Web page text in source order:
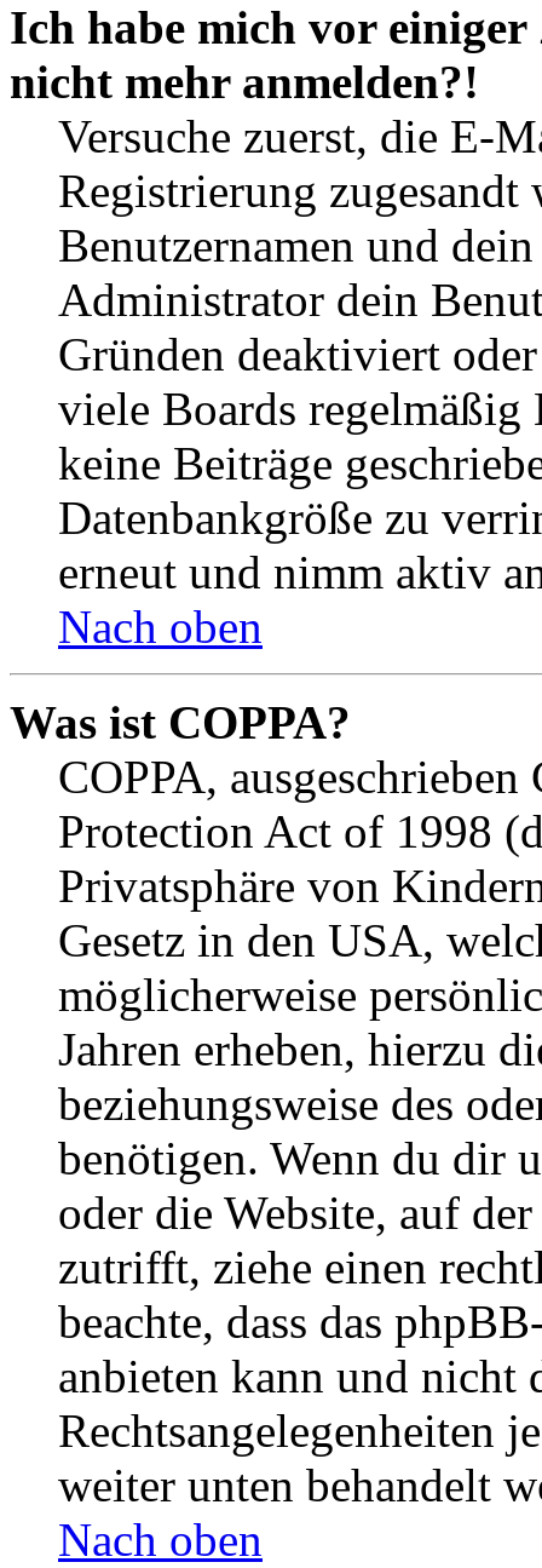
Ich habe mich vor
nicht mehr anmelden?!
Versuche zuerst, die E-
Registrierung
Benutzernamen und
Administrator dein
Gründen deaktiviert
viele Boards
keine Beiträge
Datenbankgröße zu
erneut und nimm aktiv
Nach oben
Was ist COPPA?
COPPA,
Protection Act of 1998
Privatsphäre von
Gesetz in den USA,
möglicherweise
Jahren erheben, hierzu
beziehungsweise des
benötigen. Wenn du dir
oder die Website, auf
zutrifft, ziehe einen
beachte, dass das
anbieten kann und nicht
Rechtsangelegenheiten
weiter unten behandelt
Nach oben